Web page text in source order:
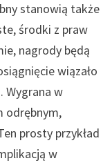
stanowią także
środki z praw
nagrody będą
wiązało
Wygrana w
odrębnym,
prosty przykład
w